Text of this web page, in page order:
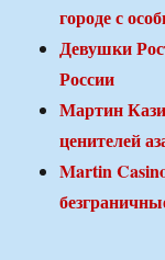
городе с
Девушки
России
Мартин
ценителей
Martin